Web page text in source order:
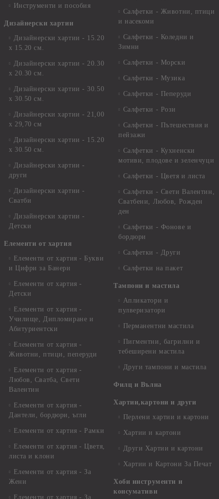
Инструменти и пособия
Дизайнерски хартии
Дизайнерски хартии - 15.20
х 15.20 см.
Дизайнерски хартии - 20.30
х 20.30 см.
Дизайнерски хартии - 30.50
х 30.50 см.
Дизайнерски хартии - 21,00
х 29,70 см
Дизайнерски хартии - 15.20
x 30.50 см.
Дизайнерски хартии -
други
Дизайнерски хартии -
Сватби
Дизайнерски хартии -
Детски
Елементи от хартия
Елементи от хартия - Букви
и Цифри за Банери
Елементи от хартия -
Детски
Елементи от хартия -
Училище, Дипломиране и
Абитуриентски
Елементи от хартия -
Животни, птици, пеперуди
Елементи от хартия -
Любов, Сватба, Свети
Валентин
Елементи от хартия -
Дантели, бордюри, ъгли
Елементи от хартия - Рамки
Елементи от хартия - Цветя,
листа и клони
Елементи от хартия - За
Жени
Елементи от хартия - За
Салфетки - Животни, птици
и насекоми
Салфетки - Коледни и
Зимни
Салфетки - Морски
Салфетки - Музика
Салфетки - Пеперуди
Салфетки - Рози
Салфетки - Пътешествия и
пейзажи
Салфетки - Кухненски
мотиви, плодове и зеленчуци
Салфетки - Цветя и листа
Салфетки - Свети Валентин,
Сватбени, Любов, Рожден
ден
Салфетки - Фонове и
бордюри
Салфетки - Други
Салфетки на пакет
Тампони и мастила
Апликатори и
пулверизатори
Перманентни мастила
Пигментни, багрилни и
тебеширени мастила
Други тампони и мастила
Филц и Вълна
Хартии,картони и други
Перлени хартии и картони
Хартии и картони
Други Хартии и картони
Хартии и Картони За Печат
Хоби инструменти и
консумативи